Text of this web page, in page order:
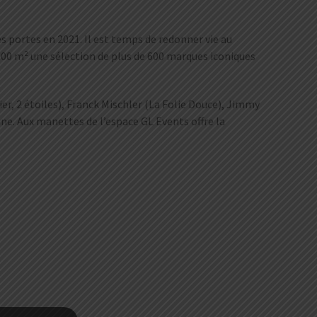
portes en 2021. Il est temps de redonner vie au
m² une sélection de plus de 600 marques iconiques
2 étoiles), Franck Mischler (La Folie Douce), Jimmy
Aux manettes de l’espace GL Events offre la